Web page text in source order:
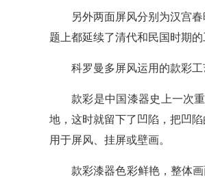
另外两面屏风分别为汉宫
题上都延续了清代和民国时期的
科罗曼多屏风运用的款彩
款彩是中国漆器史上一次
地，这时就留下了凹陷，把凹
用于屏风、挂屏或壁画。
款彩漆器色彩鲜艳，整体